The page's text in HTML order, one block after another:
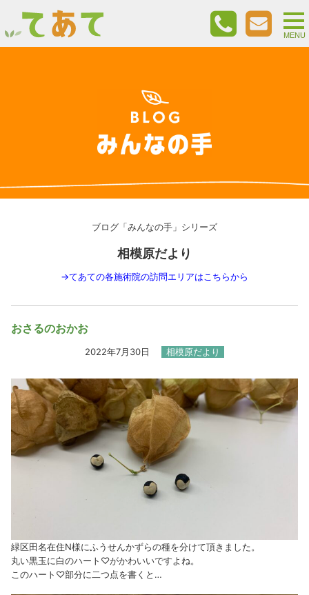
ブログ「みんなの手」シリーズ
相模原だより
→てあての各施術院の訪問エリアはこちらから
おさるのおかお
2022年7月30日 相模原だより
緑区田名在住N様にふうせんかずらの種を分けて頂きました。
丸い黒玉に白のハート♡がかわいいですよね。
このハート♡部分に二つ点を書くと…
MENU